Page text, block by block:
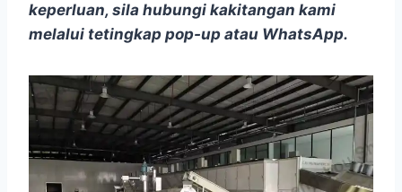
keperluan, sila hubungi kakitangan kami
melalui tetingkap pop-up atau WhatsApp.